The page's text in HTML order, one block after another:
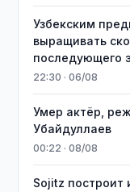
Узбекским
выращивать
последующего
22:30 · 06/08
Умер актёр,
Убайдуллаев
00:22 · 08/08
Sojitz построит